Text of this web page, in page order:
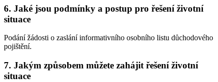
6. Jaké jsou podmínky a postup pro řešení životní
situace
Podání žádosti o zaslání informativního osobního listu důchodového
pojištění.
7. Jakým způsobem můžete zahájit řešení životní
situace